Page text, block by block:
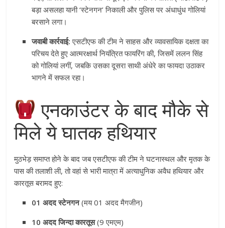
बड़ा असलहा यानी ‘स्टेनगन’ निकाली और पुलिस पर अंधाधुंध गोलियां
बरसाने लगा।
जवाबी कार्रवाई: एसटीएफ की टीम ने साहस और व्यावसायिक दक्षता का
परिचय देते हुए आत्मरक्षार्थ नियंत्रित फायरिंग की, जिसमें ललन सिंह
को गोलियां लगीं, जबकि उसका दूसरा साथी अंधेरे का फायदा उठाकर
भागने में सफल रहा।
एनकाउंटर के बाद मौके से
मिले ये घातक हथियार
मुठभेड़ समाप्त होने के बाद जब एसटीएफ की टीम ने घटनास्थल और मृतक के
पास की तलाशी ली, तो वहां से भारी मात्रा में अत्याधुनिक अवैध हथियार और
कारतूस बरामद हुए:
01 अदद स्टेनगन(मय 01 अदद मैगजीन)
10 अदद जिन्दा कारतूस(9 एमएम)